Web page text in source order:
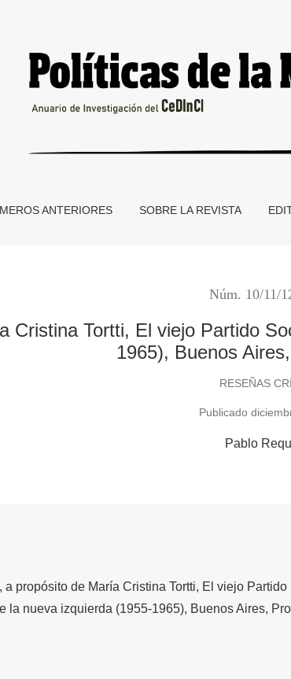
El viejo Partido Socialista y los orígenes de
ANTERIORES SOBRE LA REVISTA
Núm. 10/11/
Cristina Tortti, El viejo Partido
1965), Buenos
RESEÑAS
Publicado
Pablo
a propósito de María Cristina Tortti, El viejo Partido
la nueva izquierda (1955-1965), Buenos Aires,